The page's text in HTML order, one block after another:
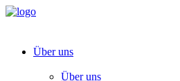
Über uns
Über uns